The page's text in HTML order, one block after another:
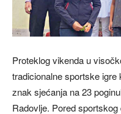
Proteklog vikenda u
tradicionalne sportske igre
znak sjećanja na 23
Radovlje. Pored